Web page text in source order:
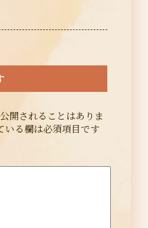
開されることはありま
いる欄は必須項目です